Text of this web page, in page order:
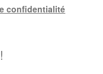
confidentialité